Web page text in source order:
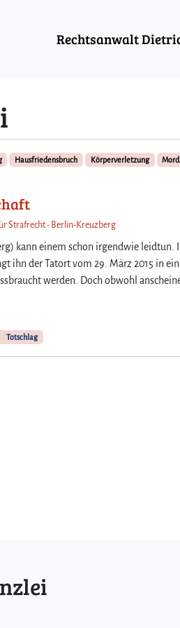
Rechtsanwalt
Hausfriedensbruch Körperverletzung Mord
Strafrecht - Berlin-Kreuzberg
kann einem schon irgendwie leidtun.
ihn der Tatort vom 29. März 2015 in
werden. Doch obwohl
Totschlag